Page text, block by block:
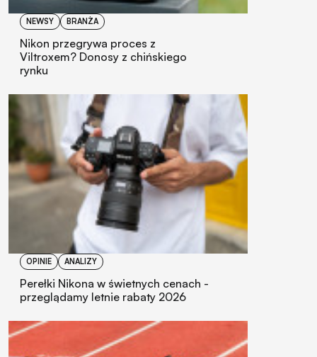
NEWSY BRANŻA
Nikon przegrywa proces z
Viltroxem? Donosy z chińskiego
rynku
OPINIE ANALIZY
Perełki Nikona w świetnych cenach -
przeglądamy letnie rabaty 2026